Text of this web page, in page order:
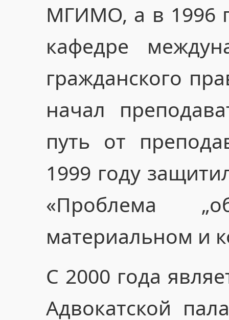
МГИМО, а в 1996
кафедре
гражданского
начал
путь от
1999 году
«Проблема
материальном и
С 2000 года
Адвокатской